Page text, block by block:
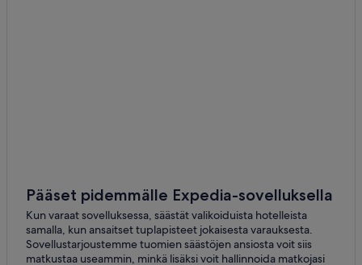
Pääset pidemmälle Expedia-sovelluksella
Kun varaat sovelluksessa, säästät valikoiduista hotelleista
samalla, kun ansaitset tuplapisteet jokaisesta varauksesta.
Sovellustarjoustemme tuomien säästöjen ansiosta voit siis
matkustaa useammin, minkä lisäksi voit hallinnoida matkojasi